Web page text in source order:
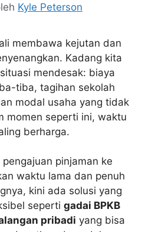
Kyle Peterson
membawa kejutan dan
Kadang kita
mendesak: biaya
tiba, tagihan sekolah
modal usaha yang tidak
momen seperti ini, waktu
berharga.
pinjaman ke
waktu lama dan penuh
kini ada solusi yang
seperti gadai BPKB
pribadi yang bisa